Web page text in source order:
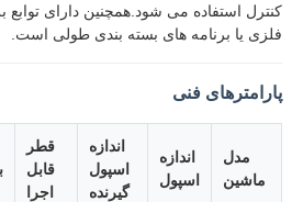
کنترل استفاده می شود.همچنین دارای توابع
فلزی یا برنامه های بسته بندی طولی است.
پارامترهای فنی
مدل
ماشین
اندازه
اسپول
اندازه
اسپول
گیرنده
قطر
قابل
اجرا